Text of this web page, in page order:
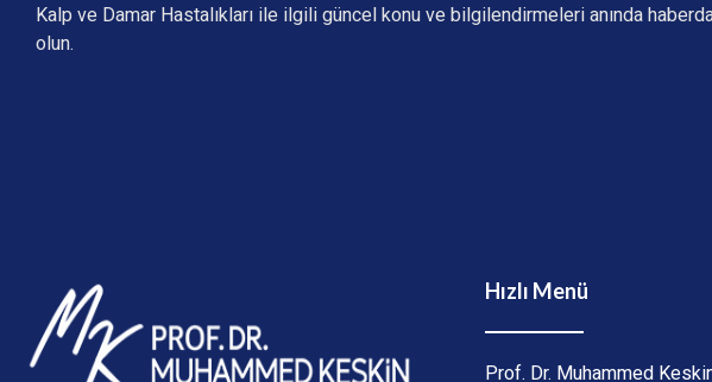
Kalp ve Damar Hastalıkları ile ilgili güncel konu ve bilgilendirmeleri anında
olun.
Hızlı Menü
Prof. Dr. Muhammed